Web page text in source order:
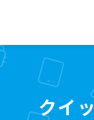
クイ